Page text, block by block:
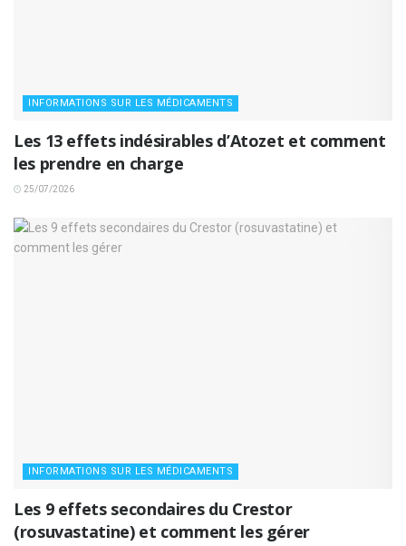
INFORMATIONS SUR LES MÉDICAMENTS
Les 13 effets indésirables d’Atozet et comment
les prendre en charge
25/07/2026
INFORMATIONS SUR LES MÉDICAMENTS
Les 9 effets secondaires du Crestor
(rosuvastatine) et comment les gérer